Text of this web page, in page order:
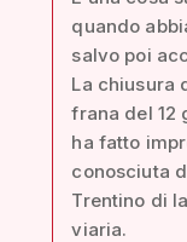
quando
salvo poi
La chiusura
frana del 12
ha fatto
conosciuta
Trentino di
viaria.